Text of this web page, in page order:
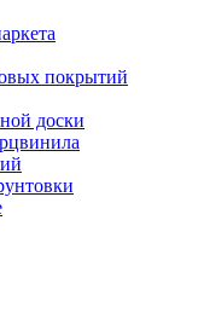
покрытий
доски